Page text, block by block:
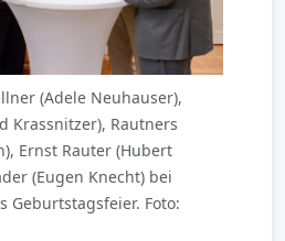
(Adele Neuhauser),
Krassnitzer), Rautners
Ernst Rauter (Hubert
(Eugen Knecht) bei
Geburtstagsfeier. Foto: